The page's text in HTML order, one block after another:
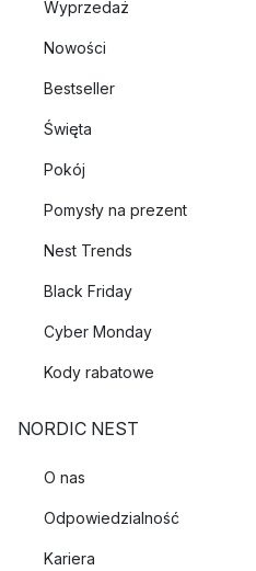
Wyprzedaż
Nowości
Bestseller
Święta
Pokój
Pomysły na prezent
Nest Trends
Black Friday
Cyber Monday
Kody rabatowe
NORDIC NEST
O nas
Odpowiedzialność
Kariera